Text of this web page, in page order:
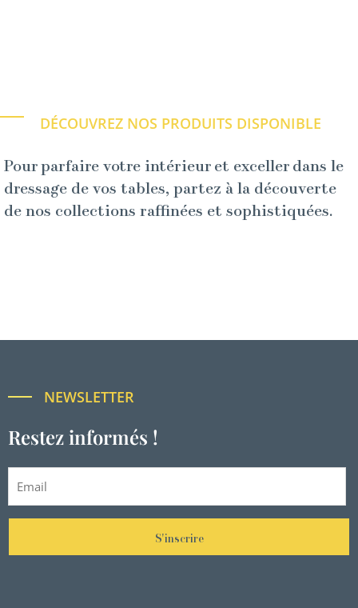
DÉCOUVREZ NOS PRODUITS DISPONIBLE
Pour parfaire votre intérieur et exceller dans le
dressage de vos tables, partez à la découverte
de nos collections raffinées et sophistiquées.
NEWSLETTER
Restez informés !
S'inscrire